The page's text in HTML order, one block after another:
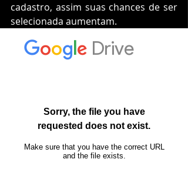
cadastro, assim suas chances de ser
selecionada aumentam.